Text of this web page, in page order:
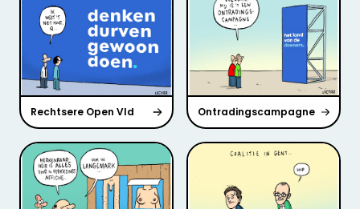
Rechtsere Open Vld Ontradingscampagne